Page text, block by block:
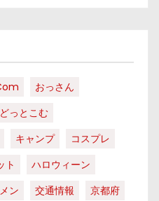
おっさん
っとこむ
キャンプ
コスプレ
ト
ハロウィーン
ン 交通情報
京都府